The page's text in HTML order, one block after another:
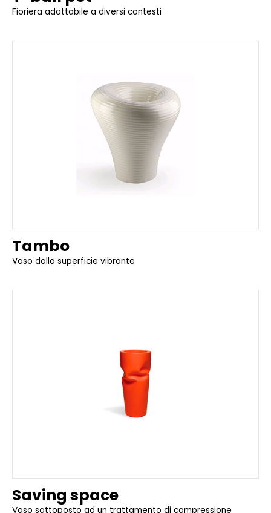
Fioriera adattabile a diversi contesti
Tambo
Vaso dalla superficie vibrante
Saving space
Vaso sottoposto ad un trattamento di compressione